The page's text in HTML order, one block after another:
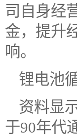
司自身经
金，提升
响。
锂电池
资料显
于90年代